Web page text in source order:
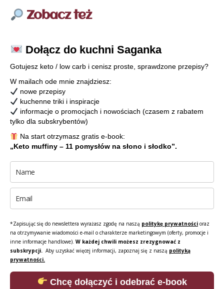
Zobacz też
Dołącz do kuchni Saganka
Gotujesz keto / low carb i cenisz proste, sprawdzone przepisy?
W mailach ode mnie znajdziesz:
nowe przepisy
kuchenne triki i inspiracje
informacje o promocjach i nowościach (czasem z rabatem
tylko dla subskrybentów)
Na start otrzymasz gratis e-book:
„Keto muffiny – 11 pomysłów na słono i słodko”.
*Zapisując się do newslettera wyrażasz zgodę na naszą politykę prywatności oraz
na otrzymywanie wiadomości e-mail o charakterze marketingowym (oferty, promocje i
inne informacje handlowe). W każdej chwili możesz zrezygnować z
subskrypcji. Aby uzyskać więcej informacji, zapoznaj się z naszą polityką
prywatności.
Chcę dołączyć i odebrać e-book